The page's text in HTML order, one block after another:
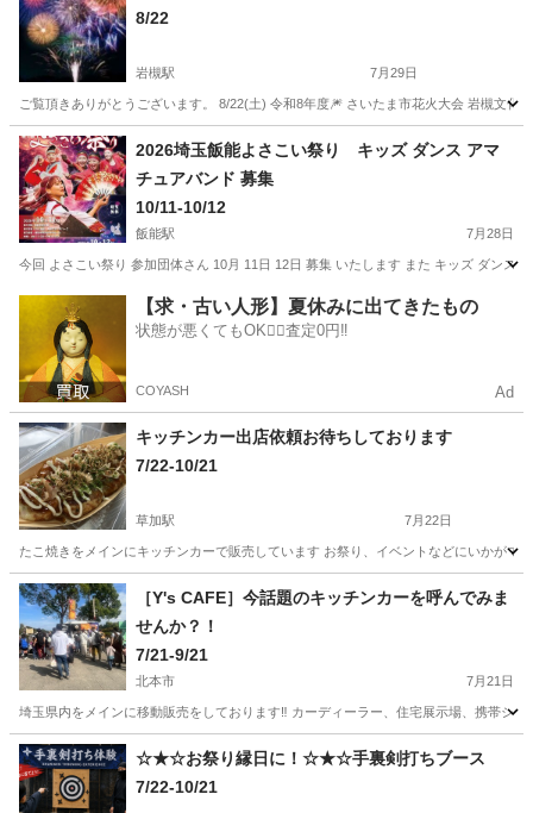
8/22
岩槻駅 7月29日
ご覧頂きありがとうございます。 8/22(土) 令和8年度🎆 さいたま市花火大会 岩槻文
埼玉 さいたま市 岩槻駅 地域/お祭り 会場
2026埼玉飯能よさこい祭り キッズ ダンス アマ
チュアバンド 募集
10/11-10/12
飯能駅 7月28日
今回 よさこい祭り 参加団体さん 10月 11日 12日 募集 いたします また キッズ ダンス
飯能駅 地域/お祭り アマチュアバンド
【求・古い人形】夏休みに出てきたもの
状態が悪くてもOK🙆‍♀️査定0円‼️
COYASH Ad
キッチンカー出店依頼お待ちしております
7/22-10/21
草加駅 7月22日
たこ焼きをメインにキッチンカーで販売しています お祭り、イベントなどにいかが
埼玉 草加市 地域/お祭り キッチンカー
［Y's CAFE］今話題のキッチンカーを呼んでみま
せんか？！
7/21-9/21
北本市 7月21日
埼玉県内をメインに移動販売をしております‼︎ カーディーラー、住宅展示場、携帯シ
埼玉 北本市 地域/お祭り クレープ
☆★☆お祭り縁日に！☆★☆手裏剣打ちブース
7/22-10/21